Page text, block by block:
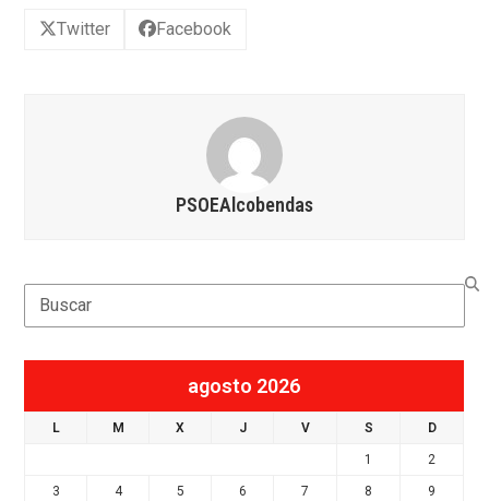
Twitter Facebook
PSOEAlcobendas
Search
agosto 2026
L M X J V S D
1 2
3 4 5 6 7 8 9